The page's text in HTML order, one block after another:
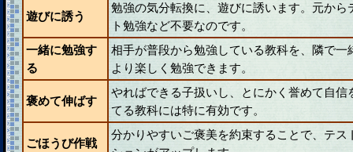
遊びに誘う
勉強の気分転換に、遊びに誘います。元か
ト勉強など不要なのです。
一緒に勉強す
る
相手が普段から勉強している教科を、隣で
より楽しく勉強できます。
褒めて伸ばす
やればできる子扱いし、とにかく誉めて自
てる教科には特に有効です。
ごほうび作戦
分かりやすいご褒美を約束することで、テ